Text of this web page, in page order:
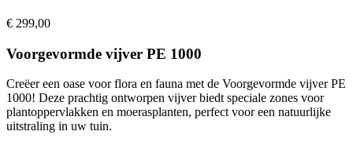
€ 299,00
Voorgevormde vijver PE 1000
Creëer een oase voor flora en fauna met de Voorgevormde vijver PE
1000! Deze prachtig ontworpen vijver biedt speciale zones voor
plantoppervlakken en moerasplanten, perfect voor een natuurlijke
uitstraling in uw tuin.